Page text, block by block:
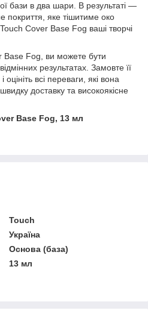
бази в два шари. В результаті —
покриття, яке тішитиме око
Cover Base Fog ваші творчі
Fog, ви можете бути
результатах. Замовте її
всі переваги, які вона
доставку та високоякісне
Base Fog, 13 мл
Touch
Україна
Основа (база)
13 мл